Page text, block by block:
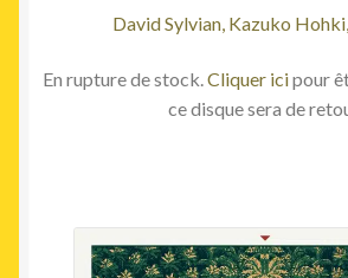
David Sylvian, Kazuko
En rupture de stock.Cliquer icipour
ce disque sera de